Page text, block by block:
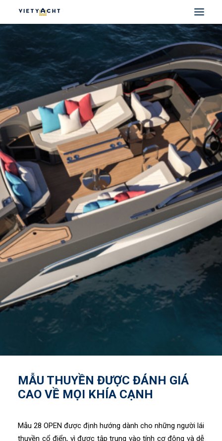
VIETYACHT
JEANNEAU
PRESTIGE
FOUNTAINE PAJOT
MAJESTY
NOMAD
DU THUYỀN ĐIỆN
THUYỀN CÓ SẴN
THUYỀN CŨ CHÍNH HÃNG
SEARCH
MẪU THUYỀN ĐƯỢC ĐÁNH GIÁ
CAO VỀ MỌI KHÍA CẠNH
Mẫu 28 OPEN được định hướng dành cho những người lái
thuyền cổ điển, vì được tập trung vào tính cơ động và dễ